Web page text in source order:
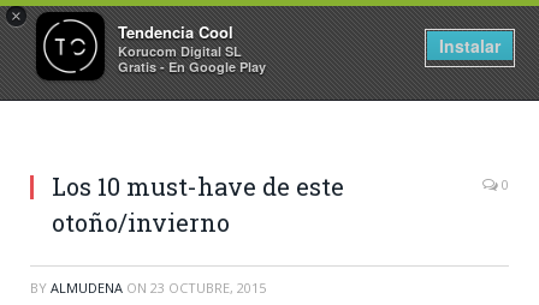
×
Tendencia Cool
Korucom Digital SL
Gratis - En Google Play
Instalar
Los 10 must-have de este
otoño/invierno
0
BY ALMUDENA ON 23 OCTUBRE, 2015